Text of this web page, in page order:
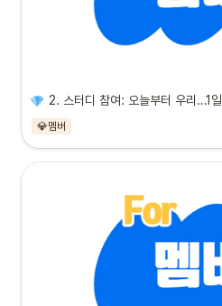
2. 스터디 참여: 오늘부터 우리…1일
💎멤버